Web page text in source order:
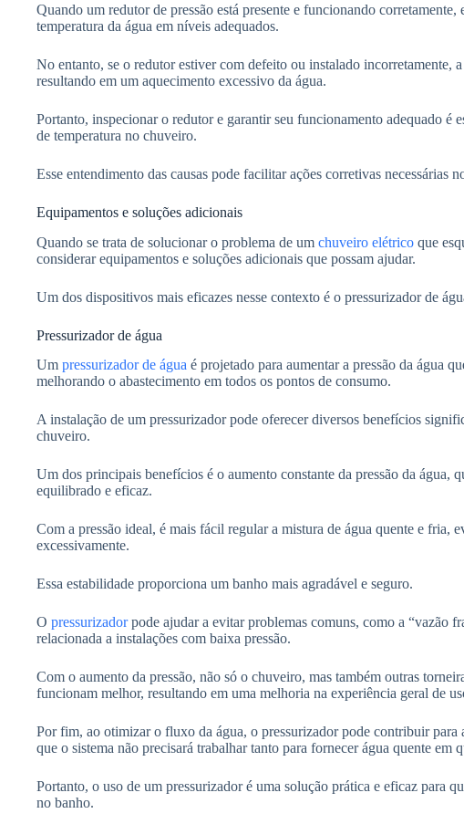
Quando um redutor de pressão está presente e funcionando corretamente,
temperatura da água em níveis adequados.
No entanto, se o redutor estiver com defeito ou instalado incorretamente, a
resultando em um aquecimento excessivo da água.
Portanto, inspecionar o redutor e garantir seu funcionamento adequado é
de temperatura no chuveiro.
Esse entendimento das causas pode facilitar ações corretivas necessárias
Equipamentos e soluções adicionais
Quando se trata de solucionar o problema de um chuveiro elétrico que
considerar equipamentos e soluções adicionais que possam ajudar.
Um dos dispositivos mais eficazes nesse contexto é o pressurizador de
Pressurizador de água
Um pressurizador de água é projetado para aumentar a pressão da água
melhorando o abastecimento em todos os pontos de consumo.
A instalação de um pressurizador pode oferecer diversos benefícios
chuveiro.
Um dos principais benefícios é o aumento constante da pressão da água,
equilibrado e eficaz.
Com a pressão ideal, é mais fácil regular a mistura de água quente e fria,
excessivamente.
Essa estabilidade proporciona um banho mais agradável e seguro.
O pressurizadorpode ajudar a evitar problemas comuns, como a “vazão
relacionada a instalações com baixa pressão.
Com o aumento da pressão, não só o chuveiro, mas também outras
funcionam melhor, resultando em uma melhoria na experiência geral de
Por fim, ao otimizar o fluxo da água, o pressurizador pode contribuir para
que o sistema não precisará trabalhar tanto para fornecer água quente em
Portanto, o uso de um pressurizador é uma solução prática e eficaz para
no banho.